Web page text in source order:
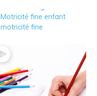
Motricité fine enfant
motricité fine